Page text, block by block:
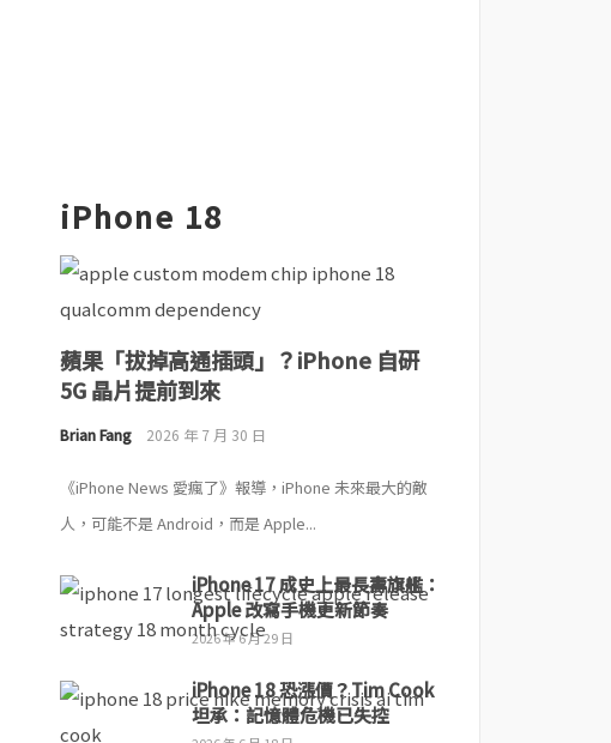
iPhone 18
蘋果「拔掉高通插頭」？iPhone 自研
5G 晶片提前到來
Brian Fang 2026 年 7 月 30 日
《iPhone News 愛瘋了》報導，iPhone 未來最大的敵
人，可能不是 Android，而是 Apple...
iPhone 17 成史上最長壽旗艦：
Apple 改寫手機更新節奏
2026 年 6 月 29 日
iPhone 18 恐漲價？Tim Cook
坦承：記憶體危機已失控